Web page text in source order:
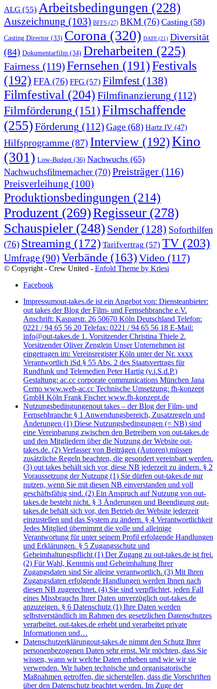
ALG (55) Arbeitsbedingungen (228)
Auszeichnung (103) BFFS (27) BKM (76) Casting (58)
Casting Director (33) Corona (320) DAFF (21) Diversität
(84) Dokumentarfilm (34) Dreharbeiten (225)
Fairness (119)Fernsehen (191)Festivals
(192) FFA(76) FFG (57) Filmfest(138)
Filmfestival (204) Filmfinanzierung (112)
Filmförderung (151)Filmschaffende
(255) Förderung (112)Gage (68) Hartz IV (47)
Hilfsprogramme (87) Interview (192)Kino
(301) Low-Budget (36) Nachwuchs (65)
Nachwuchsfilmemacher(70)Preisträger(116)
Preisverleihung (100)
Produktionsbedingungen (214)
Produzent (269)Regisseur (278)
Schauspieler (248) Sender (128) Soforthilfen
(76) Streaming (172) Tarifvertrag (57) TV (203)
Umfrage (90) Verbände (163)Video (117)
© Copyright - Crew United - Enfold Theme by Kriesi
Facebook
Impressumout-takes.de ist ein Angebot von: Diensteanbieter:
out takes der Blog der Film- und Fernsehbranche e.V.
Anschrift: Kasparstr. 26 50670 Köln Deutschland Telefon:
0221 / 94 65 56 20 Telefax: 0221 / 94 65 56 18 E-Mail:
info@out-takes.de 1. Vorsitzender Christina Thiele 2.
Vorsitzender Oliver Zenglein Unser Unternehmen ist
eingetragen im: Vereinsregister Köln unter der Nr. xxxx
Verantwortlich iSd § 55 Abs. 2 des Staatsvertrags für
Rundfunk und Telemedien Peter Hartig (v.i.S.d.P.)
Gestaltung: ac.cc corporate communications München Jana
Cerno www.web-ac.cc Technische Umsetzung: fh-konzept
GmbH Köln Frank Fischer www.fh-konzept.de
Nutzungsbedingungenout takes – der Blog der Film- und
Fernsehbranche § 1 Anwendungsbereich, Zusatzregeln und
Änderungen (1) Diese Nutzungsbedingungen (= NB) sind
eine Vereinbarung zwischen den Betreibern von out-takes.de
und den Mitgliedern über die Nutzung der Website out-
takes.de. (2) Verfasser von Beiträgen (Autoren) müssen
zusätzliche Regeln beachten, die gesondert vereinbart werden.
(3) out takes behält sich vor, diese NB jederzeit zu ändern. § 2
Voraussetzung der Nutzung (1) Sie dürfen out-takes.de nur
nutzen, wenn Sie mit diesen NB einverstanden und voll
geschäftsfähig sind. (2) Ein Anspruch auf Nutzung von out-
takes.de besteht nicht. § 3 Änderungen und Beendigung out-
takes.de behält sich vor, den Betrieb der Website jederzeit
einzustellen und das System zu ändern. § 4 Verantwortlichkeit
Jedes Mitglied übernimmt die volle und alleinige
Verantwortung für unter seinem Profil erfolgende Handlungen
und Erklärungen. § 5 Zugangsschutz und
Geheimhaltungspflicht (1) Der Zugang zu out-takes.de ist frei.
(2) Für Wahl, Kenntnis und Geheimhaltung Ihrer
Zugangsdaten sind Sie alleine verantwortlich. (3) Mit Ihren
Zugangsdaten erfolgende Handlungen werden Ihnen nach
diesen NB zugerechnet. (4) Sie sind verpflichtet, jeden Fall
eines Missbrauchs Ihrer Daten unverzüglich out-takes.de
anzuzeigen. § 6 Datenschutz (1) Ihre Daten werden
selbstverständlich im Rahmen des gesetzlichen Datenschutzes
verarbeitet. out-takes.de erhebt und verarbeitet private
Informationen und…
Datenschutzerklärungout-takes.de nimmt den Schutz Ihrer
personenbezogenen Daten sehr ernst. Wir möchten, dass Sie
wissen, wann wir welche Daten erheben und wie wir sie
verwenden. Wir haben technische und organisatorische
Maßnahmen getroffen, die sicherstellen, dass die Vorschriften
über den Datenschutz beachtet werden. Im Zuge der